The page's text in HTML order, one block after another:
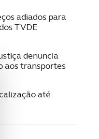
adiados para
TVDE
denuncia
aos transportes
até